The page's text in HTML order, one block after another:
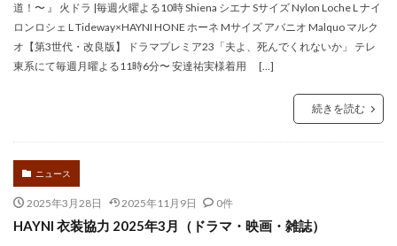
道！〜 』 火ドラ |毎週火曜よる10時 Shiena シエナ Sサイズ Nylon Loche L ナイ
ロンロシェ L Tideway×HAYNI HONE ホーネ Mサイズ アバニオ Malquo マルク
オ【第3世代・改良版】 ドラマプレミア23「夫よ、死んでくれないか」 テレ
東系にて毎週月曜よる11時6分〜 安達祐実様着用 […]
続きを読む
ニュース
2025年3月28日 2025年11月9日 0件
HAYNI 衣装協力 2025年3月（ドラマ・映画・雑誌）